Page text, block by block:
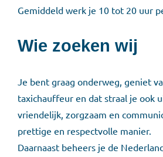
Gemiddeld werk je 10 tot 20 uur
Wie zoeken wij
Je bent graag onderweg, geniet
taxichauffeur en dat straal je ook
vriendelijk, zorgzaam en
prettige en respectvolle manier.
Daarnaast beheers je de